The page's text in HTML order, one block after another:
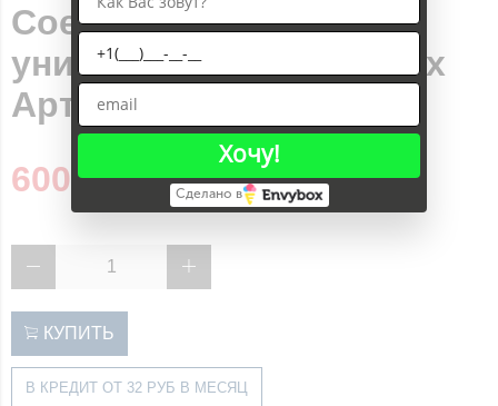
Соединение
универсальное RIVO Fix
Арт.100007
600 руб
КУПИТЬ
В КРЕДИТ ОТ 32 РУБ В МЕСЯЦ
Хочу!
Сделано в